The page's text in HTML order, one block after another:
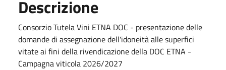
Descrizione
Consorzio Tutela Vini ETNA DOC - presentazione delle
domande di assegnazione dell'idoneità alle superfici
vitate ai fini della rivendicazione della DOC ETNA -
Campagna viticola 2026/2027